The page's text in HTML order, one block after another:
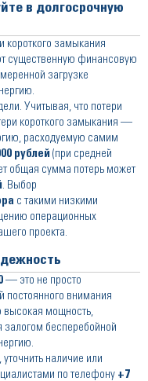
в долгосрочную
короткого замыкания
существенную финансовую
загрузке
Учитывая, что потери
короткого замыкания —
расходуемую самим
рублей(при средней
общая сумма потерь может
. Выбор
с такими низкими
операционных
проекта.
— это не просто
постоянного внимания
высокая мощность,
залогом бесперебойной
наличие или
по телефону +7